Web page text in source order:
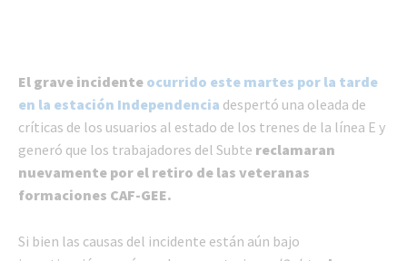
El grave incidente ocurrido este martes por la tarde
en la estación Independencia despertó una oleada de
críticas de los usuarios al estado de los trenes de la línea E y
generó que los trabajadores del Subte reclamaran
nuevamente por el retiro de las veteranas
formaciones CAF-GEE.
Si bien las causas del incidente están aún bajo